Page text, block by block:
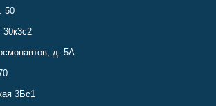
50
д. 5А
3Бс1